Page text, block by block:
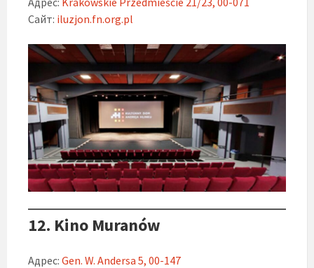
Сайт: iluzjon.fn.org.pl
12. Kino Muranów
Адрес: Gen. W. Andersa 5, 00-147